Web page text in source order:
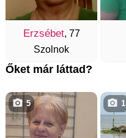
Erzsébet, 77
Szolnok
Őket már láttad?
5 1